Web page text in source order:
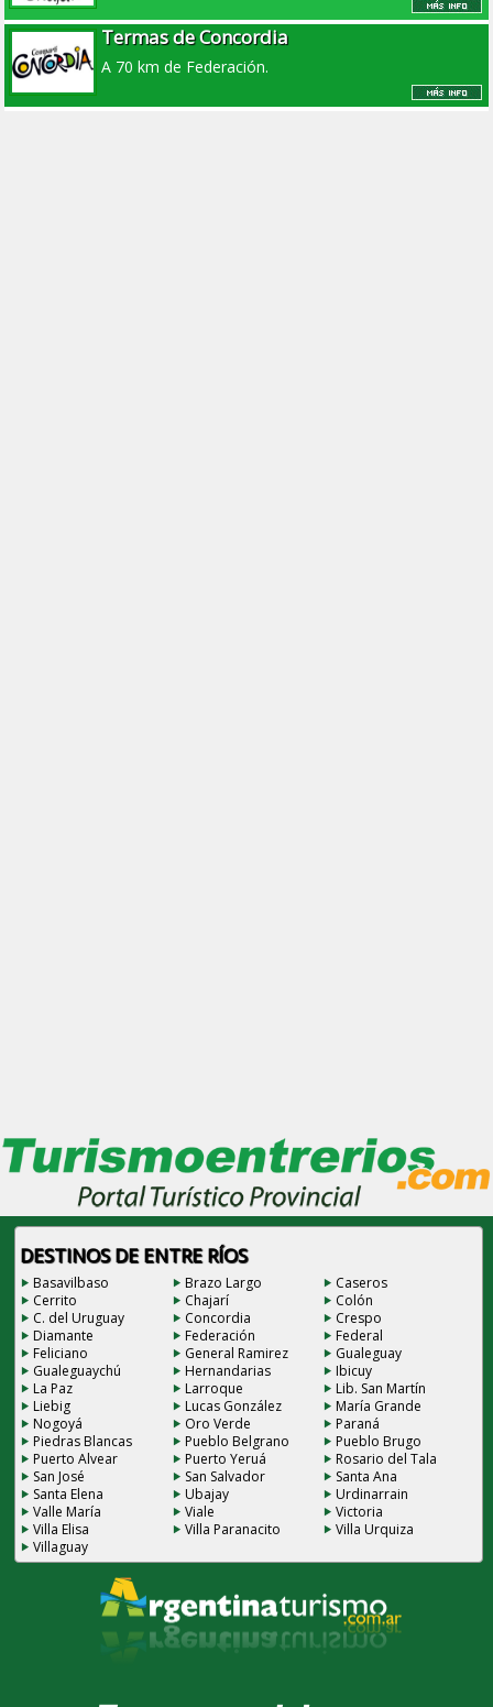
Termas de Concordia
A 70 km de Federación.
DESTINOS DE ENTRE RÍOS
Basavilbaso Brazo Largo
Caseros
Cerrito
Chajarí
Colón
C. del Uruguay
Concordia
Crespo
Diamante
Federación
Federal
Feliciano
General Ramirez
Gualeguay
Gualeguaychú
Hernandarias
Ibicuy
La Paz
Larroque
Lib. San Martín
Liebig
Lucas González
María Grande
Nogoyá
Oro Verde
Paraná
Piedras Blancas
Pueblo Belgrano
Pueblo Brugo
Puerto Alvear
Puerto Yeruá
Rosario del Tala
San José
San Salvador
Santa Ana
Santa Elena
Ubajay
Urdinarrain
Valle María
Viale
Victoria
Villa Elisa
Villa Paranacito
Villa Urquiza
Villaguay